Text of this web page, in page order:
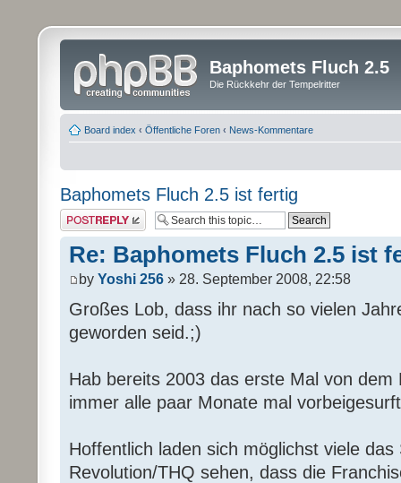
Baphomets Fluch 2.5
Die Rückkehr der Tempelritter
Board index ‹ Öffentliche Foren ‹ News-Kommentare
Baphomets Fluch 2.5 ist fertig
Post a reply
Re: Baphomets Fluch 2.5 ist
by Yoshi 256 » 28. September 2008, 22:58
Großes Lob, dass ihr nach so vielen
geworden seid.;)
Hab bereits 2003 das erste Mal von
immer alle paar Monate mal
Hoffentlich laden sich möglichst viele
Revolution/THQ sehen, dass die